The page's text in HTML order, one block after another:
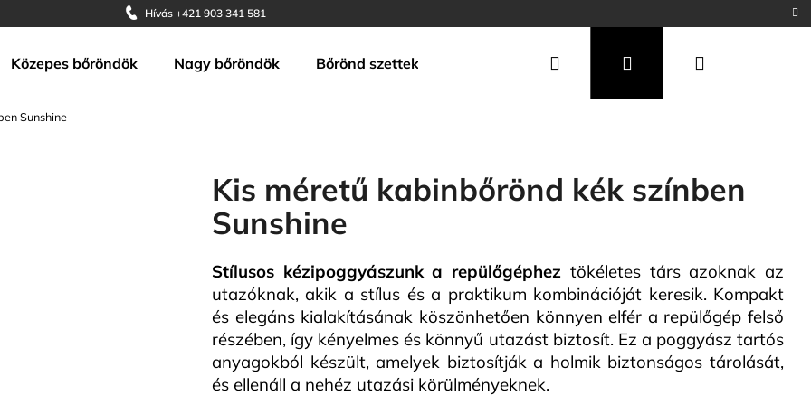
Hívás +421 903 341 581
Közepes bőröndök Nagy bőröndök Bőrönd szettek Keresés Bejelentkezés
Kosár
Sunshine
Kis méretű kabinbőrönd kék színben
Sunshine
Stílusos kézipoggyászunk a repülőgéphez tökéletes társ azoknak az
utazóknak, akik a stílus és a praktikum kombinációját keresik. Kompakt
és elegáns kialakításának köszönhetően könnyen elfér a repülőgép felső
részében, így kényelmes és könnyű utazást biztosít. Ez a poggyász tartós
anyagokból készült, amelyek biztosítják a holmik biztonságos tárolását,
és ellenáll a nehéz utazási körülményeknek.
Következő